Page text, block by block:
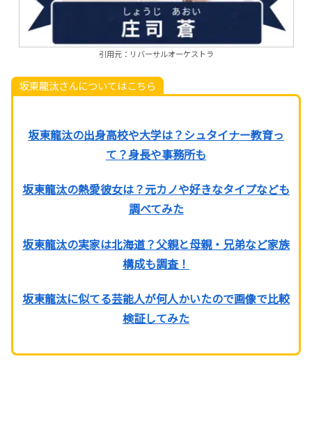
引用元：リバーサルオーケストラ
坂東龍汰さんについてはこちら
坂東龍汰の出身高校や大学は？シュタイナー教育っ
て？身長や事務所も
坂東龍汰の熱愛彼女は？元カノや好きなタイプなども
調べてみた
坂東龍汰の実家は北海道？父親と母親・兄弟など家族
構成も調査！
坂東龍汰に似てる芸能人が何人かいたので画像で比較
検証してみた